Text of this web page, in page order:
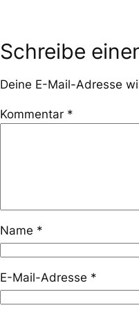
Schreibe
Deine E-Mail-Adresse
Kommentar *
Name *
E-Mail-Adresse *